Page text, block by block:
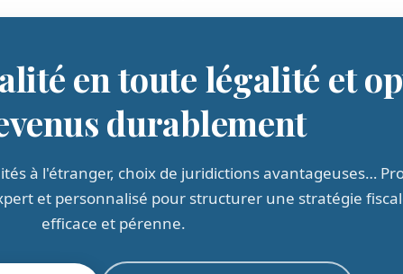
en toute légalité et
durablement
à l'étranger, choix de juridictions avantageuses…
et personnalisé pour structurer une stratégie
efficace et pérenne.